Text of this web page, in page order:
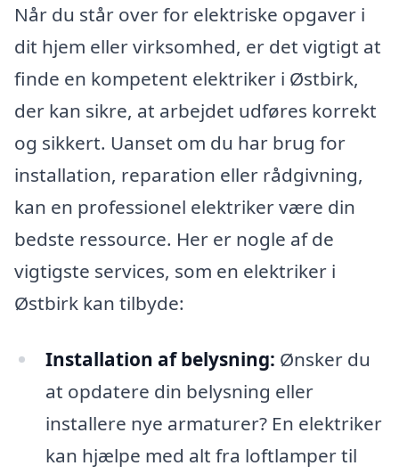
Når du står over for elektriske opgaver i
dit hjem eller virksomhed, er det vigtigt at
finde en kompetent elektriker i Østbirk,
der kan sikre, at arbejdet udføres korrekt
og sikkert. Uanset om du har brug for
installation, reparation eller rådgivning,
kan en professionel elektriker være din
bedste ressource. Her er nogle af de
vigtigste services, som en elektriker i
Østbirk kan tilbyde:
Installation af belysning: Ønsker du
at opdatere din belysning eller
installere nye armaturer? En elektriker
kan hjælpe med alt fra loftlamper til